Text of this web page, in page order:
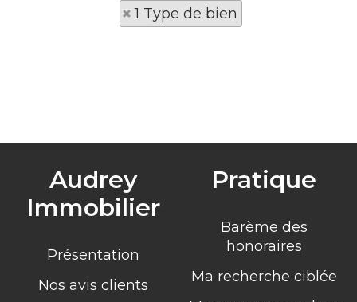
1 Type de bien
Audrey
Immobilier
Présentation
Nos avis clients
Pratique
Barème des
honoraires
Ma recherche ciblée